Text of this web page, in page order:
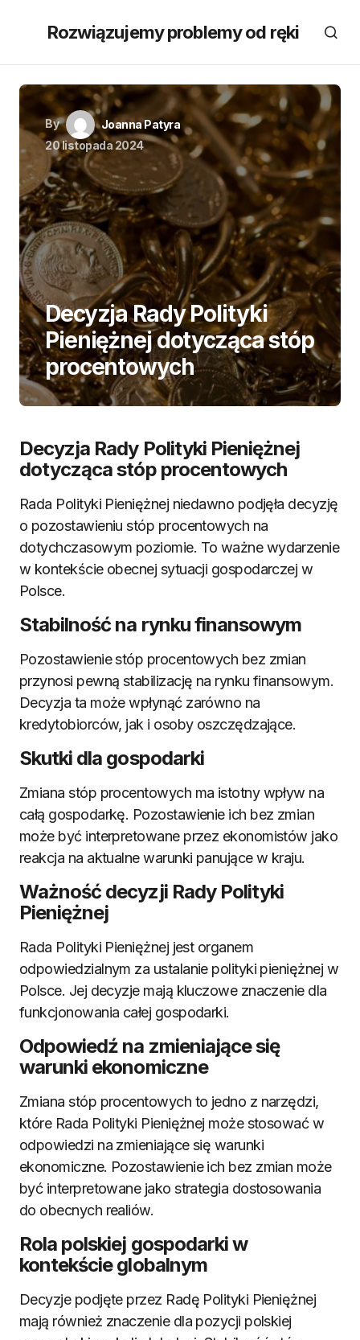
Rozwiązujemy problemy od ręki
By
Joanna Patyra
20 listopada 2024
Decyzja Rady Polityki
Pieniężnej dotycząca stóp
procentowych
Decyzja Rady Polityki Pieniężnej
dotycząca stóp procentowych
Rada Polityki Pieniężnej niedawno podjęła decyzję
o pozostawieniu stóp procentowych na
dotychczasowym poziomie. To ważne wydarzenie
w kontekście obecnej sytuacji gospodarczej w
Polsce.
Stabilność na rynku finansowym
Pozostawienie stóp procentowych bez zmian
przynosi pewną stabilizację na rynku finansowym.
Decyzja ta może wpłynąć zarówno na
kredytobiorców, jak i osoby oszczędzające.
Skutki dla gospodarki
Zmiana stóp procentowych ma istotny wpływ na
całą gospodarkę. Pozostawienie ich bez zmian
może być interpretowane przez ekonomistów jako
reakcja na aktualne warunki panujące w kraju.
Ważność decyzji Rady Polityki
Pieniężnej
Rada Polityki Pieniężnej jest organem
odpowiedzialnym za ustalanie polityki pieniężnej w
Polsce. Jej decyzje mają kluczowe znaczenie dla
funkcjonowania całej gospodarki.
Odpowiedź na zmieniające się
warunki ekonomiczne
Zmiana stóp procentowych to jedno z narzędzi,
które Rada Polityki Pieniężnej może stosować w
odpowiedzi na zmieniające się warunki
ekonomiczne. Pozostawienie ich bez zmian może
być interpretowane jako strategia dostosowania
do obecnych realiów.
Rola polskiej gospodarki w
kontekście globalnym
Decyzje podjęte przez Radę Polityki Pieniężnej
mają również znaczenie dla pozycji polskiej